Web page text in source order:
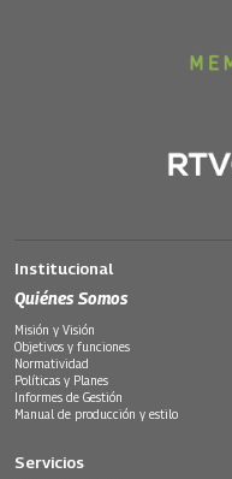
Institucional
Quiénes Somos
Misión y Visión
Objetivos y funciones
Normatividad
Políticas y Planes
Informes de Gestión
Manual de producción y estilo
Servicios